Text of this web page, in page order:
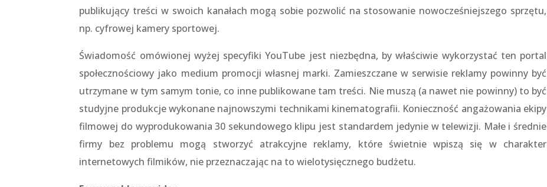
publikujący treści w swoich kanałach mogą sobie pozwolić na stosowanie nowocześniejszego sprzętu,
np. cyfrowej kamery sportowej.
Świadomość omówionej wyżej specyfiki YouTube jest niezbędna, by właściwie wykorzystać ten portal
społecznościowy jako medium promocji własnej marki. Zamieszczane w serwisie reklamy powinny być
utrzymane w tym samym tonie, co inne publikowane tam treści. Nie muszą (a nawet nie powinny) to być
studyjne produkcje wykonane najnowszymi technikami kinematografii. Konieczność angażowania ekipy
filmowej do wyprodukowania 30 sekundowego klipu jest standardem jedynie w telewizji. Małe i średnie
firmy bez problemu mogą stworzyć atrakcyjne reklamy, które świetnie wpiszą się w charakter
internetowych filmików, nie przeznaczając na to wielotysięcznego budżetu.